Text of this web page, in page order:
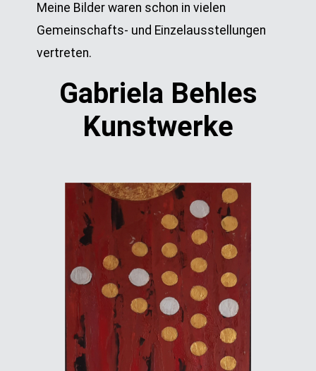
Meine Bilder waren schon in vielen
Gemeinschafts- und Einzelausstellungen
vertreten.
Gabriela Behles
Kunstwerke